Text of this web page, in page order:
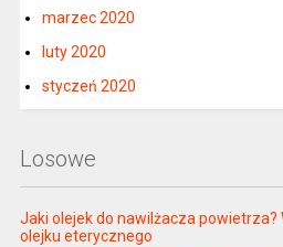
marzec 2020
luty 2020
styczeń 2020
Losowe
Jaki olejek do nawilżacza powietrza?
olejku eterycznego